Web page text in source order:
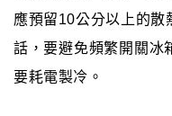
應預留10公分以上的散
話，要避免頻繁開關冰
要耗電製冷。